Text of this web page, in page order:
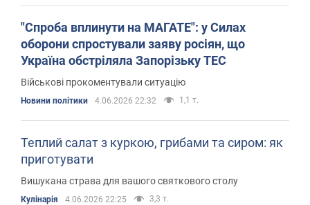
"Спроба вплинути на МАГАТЕ": у Силах
оборони спростували заяву росіян, що
Україна обстріляла Запорізьку ТЕС
Військові прокоментували ситуацію
Новини політики 4.06.2026 22:32 1,1 т.
Теплий салат з куркою, грибами та сиром: як
приготувати
Вишукана страва для вашого святкового столу
Кулінарія 4.06.2026 22:25 3,3 т.